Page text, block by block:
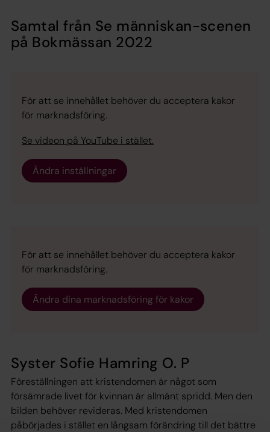
Samtal från Se människan-scenen
på Bokmässan 2022
För att se innehållet behöver du acceptera kakor
för marknadsföring.
Se videon på YouTube i stället.
Ändra inställningar
För att se innehållet behöver du acceptera kakor
för marknadsföring.
Ändra dina marknadsföring för kakor
Syster Sofie Hamring O. P
Föreställningen att kristendomen är något som
försämrade livet för kvinnan är allmänt spridd. Men den
bilden behöver revideras. Med kristendomen
påbörjades i stället en långsam förändring till det bättre